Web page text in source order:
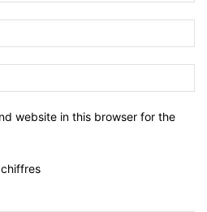
website in this browser for the